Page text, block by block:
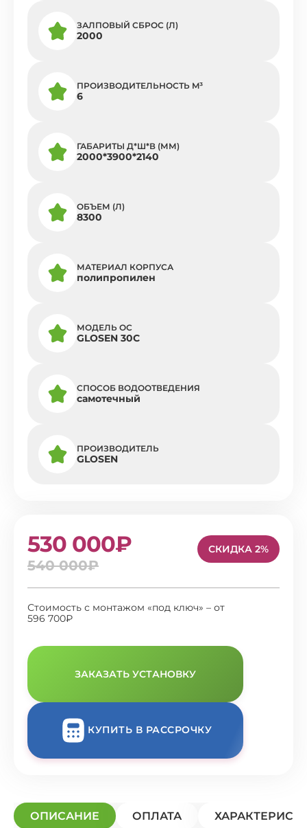
ЗАЛПОВЫЙ СБРОС (Л)
2000
ПРОИЗВОДИТЕЛЬНОСТЬ M³
6
ГАБАРИТЫ Д*Ш*В (ММ)
2000*3900*2140
ОБЪЕМ (Л)
8300
МАТЕРИАЛ КОРПУСА
полипропилен
МОДЕЛЬ ОС
GLOSEN 30С
СПОСОБ ВОДООТВЕДЕНИЯ
самотечный
ПРОИЗВОДИТЕЛЬ
GLOSEN
530 000₽
540 000₽
СКИДКА 2%
Стоимость с монтажом «под ключ» – от
596 700₽
ЗАКАЗАТЬ УСТАНОВКУ
КУПИТЬ В РАССРОЧКУ
ОПИСАНИЕ ОПЛАТА